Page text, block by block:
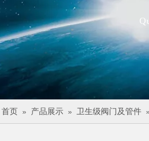
首页 » 产品展示 » 卫生级阀门及管件 »